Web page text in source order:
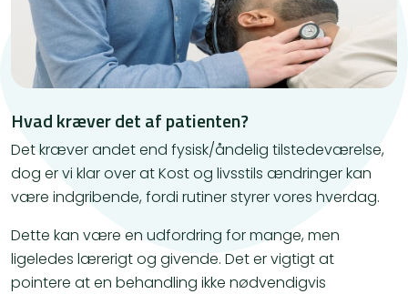
Hvad kræver det af patienten?
​Det kræver andet end fysisk/åndelig tilstedeværelse,
dog er vi klar over at Kost og livsstils ændringer kan
være indgribende, fordi rutiner styrer vores hverdag.
Dette kan være en udfordring for mange, men
ligeledes lærerigt og givende. Det er vigtigt at
pointere at en behandling ikke nødvendigvis